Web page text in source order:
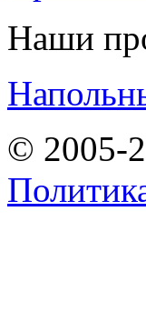
Наши
© 2005-